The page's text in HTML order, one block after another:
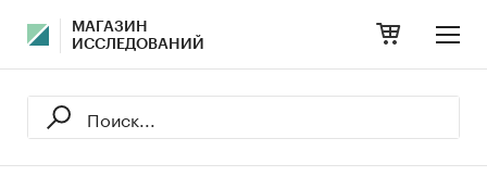
МАГАЗИН
ИССЛЕДОВАНИЙ